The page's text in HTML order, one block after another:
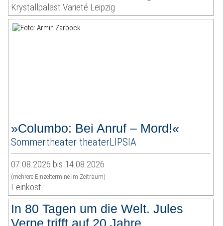
Krystallpalast Varieté Leipzig
»Columbo: Bei Anruf – Mord!«
Sommertheater theaterLIPSIA
07.08.2026 bis 14.08.2026
(mehrere Einzeltermine im Zeitraum)
Feinkost
In 80 Tagen um die Welt. Jules
Verne trifft auf 20 Jahre